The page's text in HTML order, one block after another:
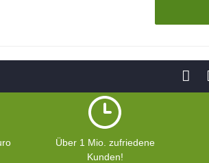
Über 1 Mio. zufriedene
Kunden!